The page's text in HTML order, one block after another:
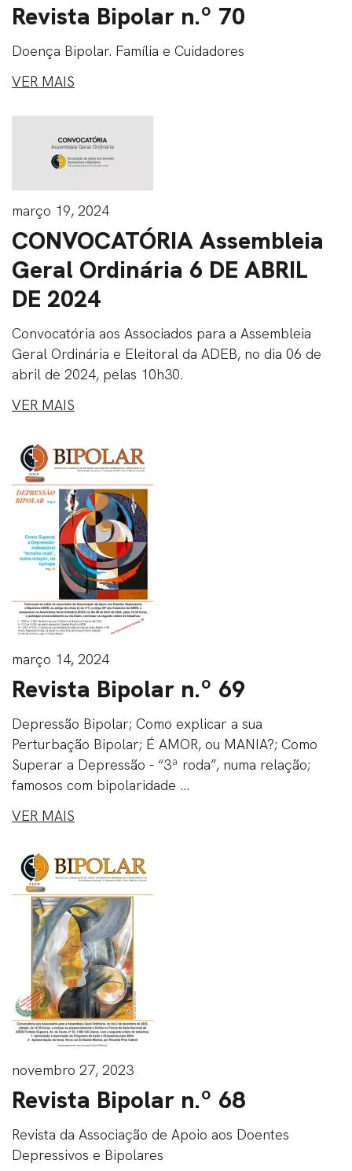
Revista Bipolar n.º 70
Doença Bipolar. Família e Cuidadores
VER MAIS
março 19, 2024
CONVOCATÓRIA Assembleia
Geral Ordinária 6 DE ABRIL
DE 2024
Convocatória aos Associados para a Assembleia
Geral Ordinária e Eleitoral da ADEB, no dia 06 de
abril de 2024, pelas 10h30.
VER MAIS
março 14, 2024
Revista Bipolar n.º 69
Depressão Bipolar; Como explicar a sua
Perturbação Bipolar; É AMOR, ou MANIA?; Como
Superar a Depressão - “3ª roda”, numa relação;
famosos com bipolaridade ...
VER MAIS
novembro 27, 2023
Revista Bipolar n.º 68
Revista da Associação de Apoio aos Doentes
Depressivos e Bipolares